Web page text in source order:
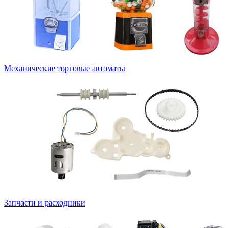
Механические торговые автоматы
Запчасти и расходники